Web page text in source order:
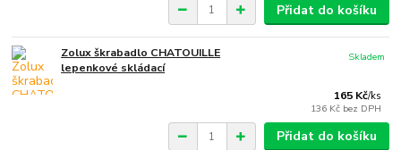
Přidat do košíku
Zolux škrabadlo CHATOUILLE
lepenkové skládací
165 Kč/ks
136 Kč bez DPH
Skladem
Přidat do košíku